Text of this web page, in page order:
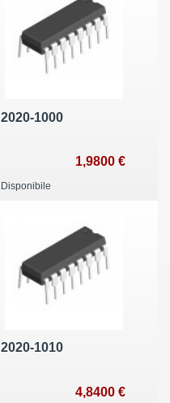
2020-1000
1,9800 €
Disponibile
2020-1010
4,8400 €